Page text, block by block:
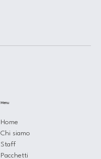
Menu
Home
Chi siamo
Staff
Pacchetti